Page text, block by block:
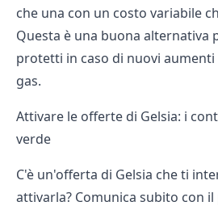
che una con un costo variabile
Questa è una buona alternativa
protetti in caso di nuovi
gas.
Attivare le offerte di Gelsia: i
verde
C'è un'offerta di Gelsia che ti
attivarla? Comunica subito con